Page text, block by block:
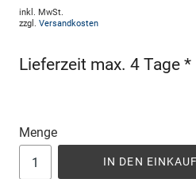
inkl. MwSt.
zzgl. Versandkosten
Lieferzeit max. 4 Tage *
Menge
IN DEN